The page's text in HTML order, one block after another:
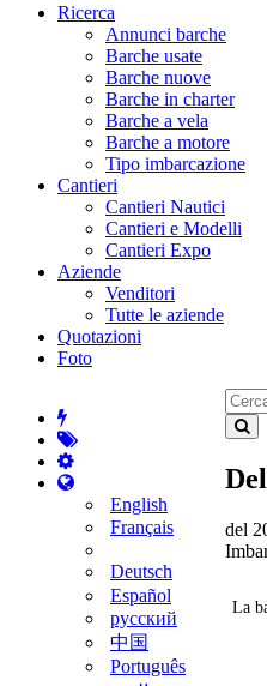
Ricerca
Annunci barche
Barche usate
Barche nuove
Barche in charter
Barche a vela
Barche a motore
Tipo imbarcazione
Cantieri
Cantieri Nautici
Cantieri e Modelli
Cantieri Expo
Aziende
Venditori
Tutte le aziende
Quotazioni
Foto
English
Français
Deutsch
Español
русский
中国
Português
del
La